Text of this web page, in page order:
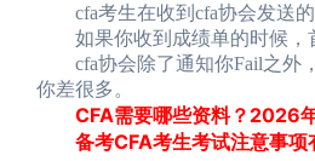
cfa考生在收到cfa协会发送的
如果你收到成绩单的时候，首
cfa协会除了通知你Fail之外，
你差很多。
CFA需要哪些资料？2026年
备考CFA考生考试注意事项